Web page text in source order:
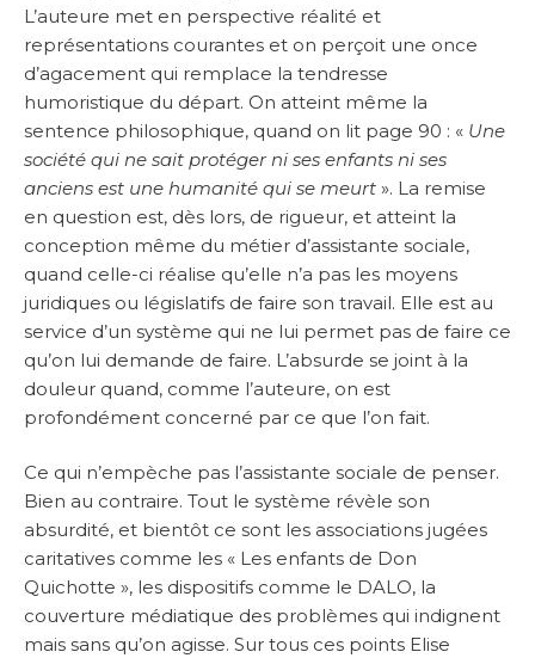
L’auteure met en perspective réalité et
représentations courantes et on perçoit une once
d’agacement qui remplace la tendresse
humoristique du départ. On atteint même la
sentence philosophique, quand on lit page 90 : « Une
société qui ne sait protéger ni ses enfants ni ses
anciens est une humanité qui se meurt ». La remise
en question est, dès lors, de rigueur, et atteint la
conception même du métier d’assistante sociale,
quand celle-ci réalise qu’elle n’a pas les moyens
juridiques ou législatifs de faire son travail. Elle est au
service d’un système qui ne lui permet pas de faire ce
qu’on lui demande de faire. L’absurde se joint à la
douleur quand, comme l’auteure, on est
profondément concerné par ce que l’on fait.
Ce qui n’empèche pas l’assistante sociale de penser.
Bien au contraire. Tout le système révèle son
absurdité, et bientôt ce sont les associations jugées
caritatives comme les « Les enfants de Don
Quichotte », les dispositifs comme le DALO, la
couverture médiatique des problèmes qui indignent
mais sans qu’on agisse. Sur tous ces points Elise